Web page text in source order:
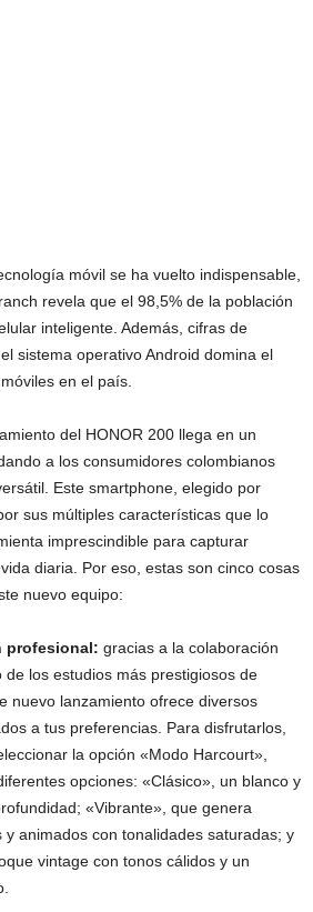
móvil se ha vuelto indispensable,
revela que el 98,5% de la población
inteligente. Además, cifras de
sistema operativo Android domina el
en el país.
del HONOR 200 llega en un
a los consumidores colombianos
Este smartphone, elegido por
sus múltiples características que lo
imprescindible para capturar
diaria. Por eso, estas son cinco cosas
nuevo equipo:
profesional: gracias a la colaboración
los estudios más prestigiosos de
nuevo lanzamiento ofrece diversos
a tus preferencias. Para disfrutarlos,
la opción «Modo Harcourt»,
opciones: «Clásico», un blanco y
«Vibrante», que genera
y animados con tonalidades saturadas; y
vintage con tonos cálidos y un